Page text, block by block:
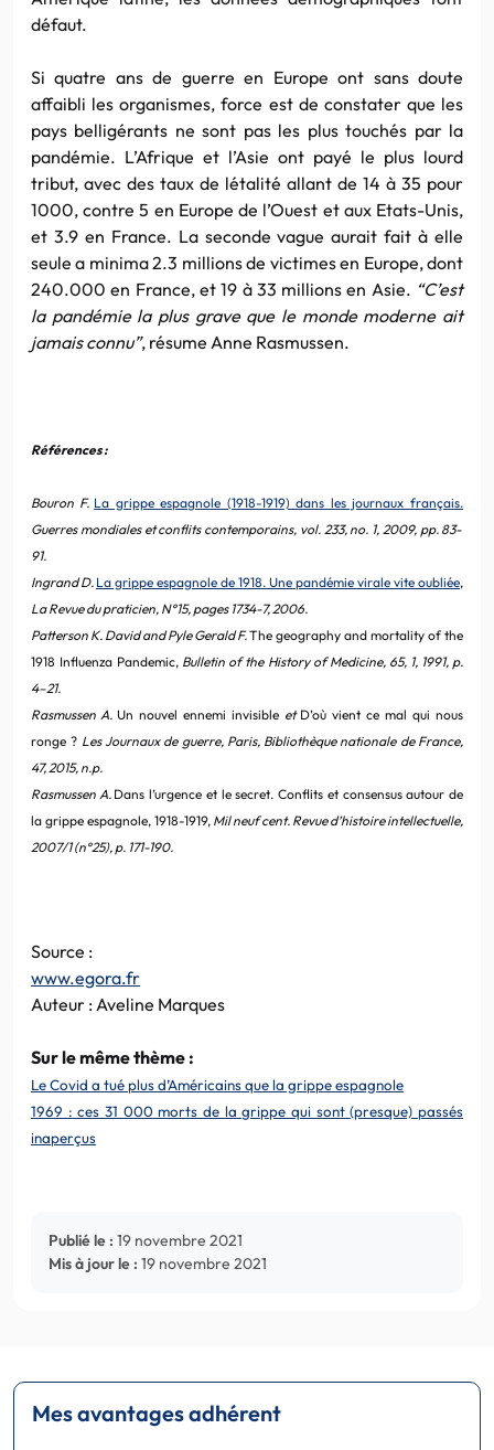
défaut.
Si quatre ans de guerre en Europe ont sans doute
affaibli les organismes, force est de constater que les
pays belligérants ne sont pas les plus touchés par la
pandémie. L’Afrique et l’Asie ont payé le plus lourd
tribut, avec des taux de létalité allant de 14 à 35 pour
1000, contre 5 en Europe de l’Ouest et aux Etats-Unis,
et 3.9 en France. La seconde vague aurait fait à elle
seule a minima 2.3 millions de victimes en Europe, dont
240.000 en France, et 19 à 33 millions en Asie. “C’est
la pandémie la plus grave que le monde moderne ait
jamais connu”, résume Anne Rasmussen.
Références :
Bouron F. La grippe espagnole (1918-1919) dans les journaux français.
Guerres mondiales et conflits contemporains, vol. 233, no. 1, 2009, pp. 83-
91.
Ingrand D. La grippe espagnole de 1918. Une pandémie virale vite oubliée,
La Revue du praticien, N°15, pages 1734-7, 2006.
Patterson K. David and Pyle Gerald F.The geography and mortality of the
1918 Influenza Pandemic, Bulletin of the History of Medicine, 65, 1, 1991, p.
4–21.
Rasmussen A.Un nouvel ennemi invisible et D’où vient ce mal qui nous
ronge ? Les Journaux de guerre, Paris, Bibliothèque nationale de France,
47, 2015, n.p.
Rasmussen A. Dans l’urgence et le secret. Conflits et consensus autour de
la grippe espagnole, 1918-1919, Mil neuf cent. Revue d’histoire intellectuelle,
2007/1 (n°25), p. 171-190.
Source :
www.egora.fr
Auteur : Aveline Marques
Sur le même thème :
Le Covid a tué plus d’Américains que la grippe espagnole
1969 : ces 31 000 morts de la grippe qui sont (presque) passés
inaperçus
Publié le : 19 novembre 2021
Mis à jour le : 19 novembre 2021
Mes avantages adhérent